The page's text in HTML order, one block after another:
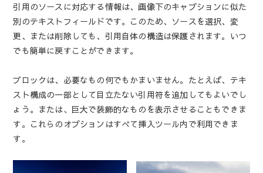
引用の​​ソースに対応する情報は、画像下のキャプションに似た
別のテキストフィールドです。このため、ソースを選択、変
更、または削除しても、引用自体の​​構造は保護されます。いつ
でも簡単に戻すことができます。
ブロックは、必要なもの何でもかまいません。たとえば、テキ
スト構成の一部として目立たない引用符を追加してもよいでし
ょう。または、巨大で装飾的なものを表示させることもできま
す。これらのオプションはすべて挿入ツール内で利用できま
す。